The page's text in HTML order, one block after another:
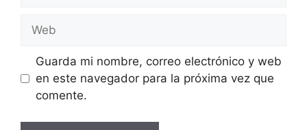
Web
Guarda mi nombre, correo electrónico y web
en este navegador para la próxima vez que
comente.